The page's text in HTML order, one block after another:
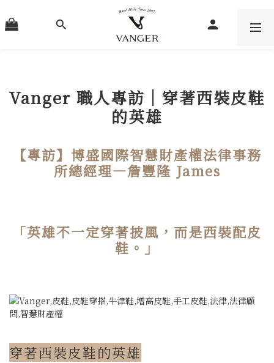
Vanger 職人專訪｜穿著西裝皮鞋
的英雄
【專訪】博盛國際智慧財產權法律事務
所總經理―詹豐隆 James
「英雄不一定穿著披風，而是西裝配皮
鞋。」
穿著西裝皮鞋的英雄